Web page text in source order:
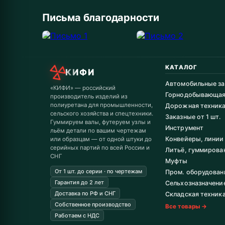
Письма благодарности
КИФИ
«КИФИ» — российский
производитель изделий из
полиуретана для промышленности,
сельского хозяйства и спецтехники.
Гуммируем валы, футеруем узлы и
льём детали по вашим чертежам
или образцам — от одной штуки до
серийных партий по всей России и
СНГ
От 1 шт. до серии · по чертежам
Гарантия до 2 лет
Доставка по РФ и СНГ
Собственное производство
Работаем с НДС
КАТАЛОГ
Автомобильные
Горнодобывающая
Дорожная техника
Заказные от 1 шт.
Инструмент
Конвейеры, линии
Литьё,
Муфты
Пром.
Складская
Все товары →